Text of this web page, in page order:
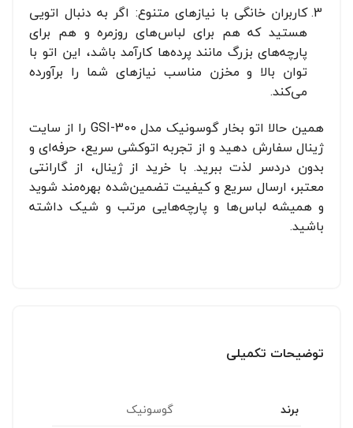
کاربران خانگی با نیازهای متنوع: اگر به دنبال اتویی
هستید که هم برای لباس‌های روزمره و هم برای
پارچه‌های بزرگ مانند پرده‌ها کارآمد باشد، این اتو با
توان بالا و مخزن مناسب نیازهای شما را برآورده
می‌کند.
همین حالا اتو بخار گوسونیک مدل GSI-300 را از سایت
ژینال سفارش دهید و از تجربه اتوکشی سریع، حرفه‌ای و
بدون دردسر لذت ببرید. با خرید از ژینال، از گارانتی
معتبر، ارسال سریع و کیفیت تضمین‌شده بهره‌مند شوید
و همیشه لباس‌ها و پارچه‌هایی مرتب و شیک داشته
باشید.
توضیحات تکمیلی
برند
گوسونیک